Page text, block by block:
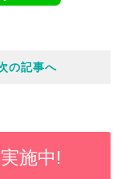
の記事へ
施中!